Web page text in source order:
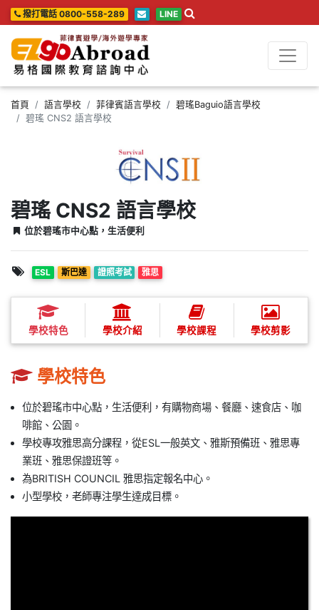
撥打電話 0800-558-289 LINE
首頁 語言學校 菲律賓語言學校
碧瑤Baguio語言學校
碧瑤 CNS2 語言學校
碧瑤 CNS2 語言學校
位於碧瑤市中心點，生活便利
ESL 斯巴達 證照考試 雅思
學校特色 學校介紹 學校課程 學校剪影
學校特色
位於碧瑤市中心點，生活便利，有購物商場、餐廳、速食店、咖
啡館、公園。
學校專攻雅思高分課程，從ESL一般英文、雅斯預備班、雅思專
業班、雅思保證班等。
為BRITISH COUNCIL 雅思指定報名中心。
小型學校，老師專注學生達成目標。